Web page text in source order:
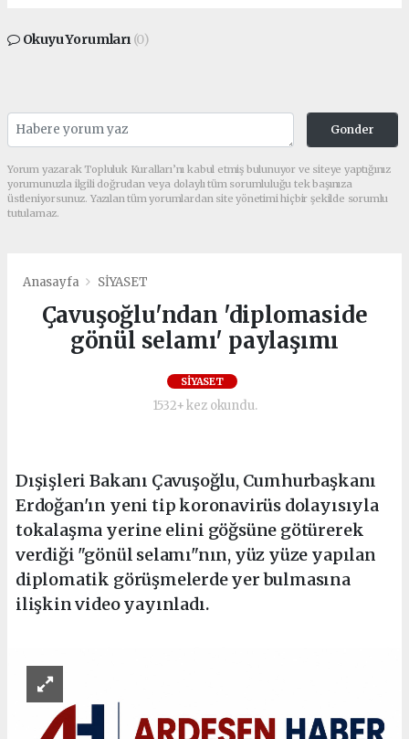
Okuyu Yorumları (0)
Gonder
Yorum yazarak Topluluk Kuralları’nı kabul etmiş bulunuyor ve siteye yaptığınız
yorumunuzla ilgili doğrudan veya dolaylı tüm sorumluluğu tek başınıza
üstleniyorsunuz. Yazılan tüm yorumlardan site yönetimi hiçbir şekilde sorumlu
tutulamaz.
Anasayfa SİYASET
Çavuşoğlu'ndan 'diplomaside
gönül selamı' paylaşımı
SİYASET
1532+ kez okundu.
Dışişleri Bakanı Çavuşoğlu, Cumhurbaşkanı
Erdoğan'ın yeni tip koronavirüs dolayısıyla
tokalaşma yerine elini göğsüne götürerek
verdiği "gönül selamı"nın, yüz yüze yapılan
diplomatik görüşmelerde yer bulmasına
ilişkin video yayınladı.